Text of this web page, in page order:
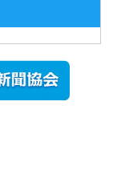
2026年8月5日
更新
農工大で大